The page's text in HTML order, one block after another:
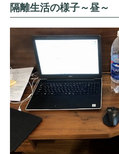
隔離生活の様子～昼～